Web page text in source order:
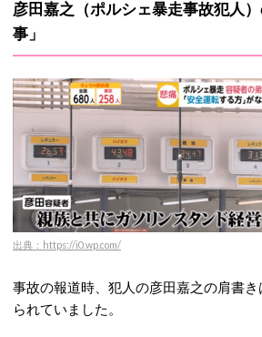
彦田嘉之（ポルシェ暴走事故犯人
事」
出典：https://i0.wp.com/
事故の報道時、犯人の彦田嘉之の肩書
られていました。